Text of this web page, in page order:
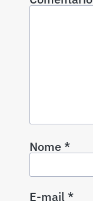
Nome*
E-mail*